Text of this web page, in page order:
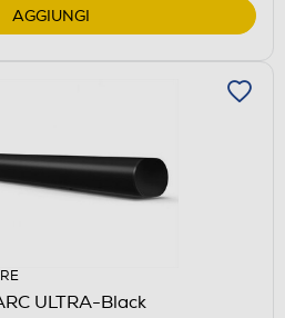
AGGIUNGI
ULTRA-Black